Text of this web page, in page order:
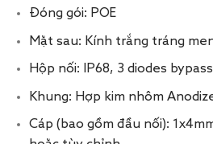
Đóng gói: POE
Mặt sau: Kính trắng tráng
Hộp nối: IP68, 3 diodes bypass
Khung: Hợp kim nhôm
Cáp (bao gồm đầu nối):